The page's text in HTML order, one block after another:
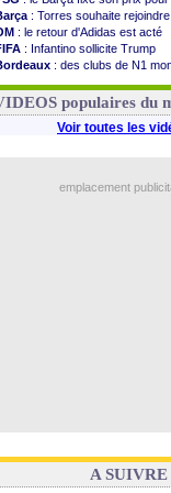
: Torres souhaite
: le retour d'Adidas est acté
: Infantino sollicite Trump
: des clubs de N1
: le démenti de Leipzig pour
populaires du
Voir toutes les
emplacement
A SUIVRE